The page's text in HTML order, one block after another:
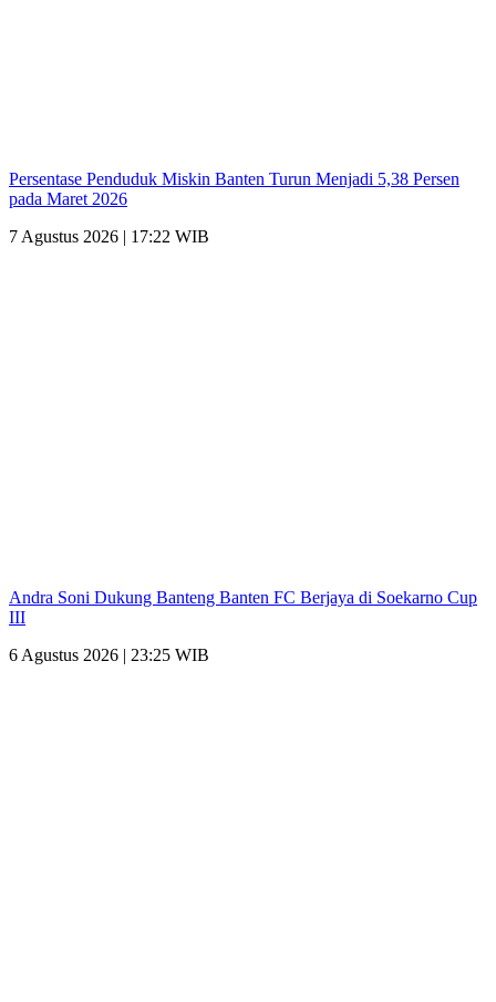
Persentase Penduduk Miskin Banten Turun Menjadi 5,38 Persen
pada Maret 2026
7 Agustus 2026 | 17:22 WIB
Andra Soni Dukung Banteng Banten FC Berjaya di Soekarno Cup
III
6 Agustus 2026 | 23:25 WIB